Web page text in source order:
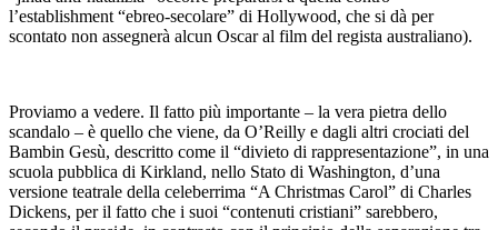
l’establishment “ebreo-secolare” di Hollywood, che si dà per
scontato non assegnerà alcun Oscar al film del regista australiano).
Proviamo a vedere. Il fatto più importante – la vera pietra dello
scandalo – è quello che viene, da O’Reilly e dagli altri crociati del
Bambin Gesù, descritto come il “divieto di rappresentazione”, in una
scuola pubblica di Kirkland, nello Stato di Washington, d’una
versione teatrale della celeberrima “A Christmas Carol” di Charles
Dickens, per il fatto che i suoi “contenuti cristiani” sarebbero,